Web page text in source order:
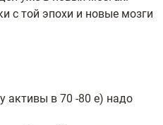
с той эпохи и новые мозги
активы в 70 -80 е) надо